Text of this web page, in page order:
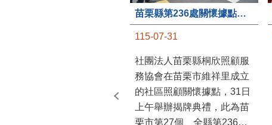
苗栗縣第236處關懷據點在苗栗市維祥里揭牌
115-07-31
社團法人苗栗縣桐欣照顧服
務協會在苗栗市維祥里成立
的社區照顧關懷據點，31日
上午舉辦揭牌典禮，此為苗
栗市第27個、全縣第236處